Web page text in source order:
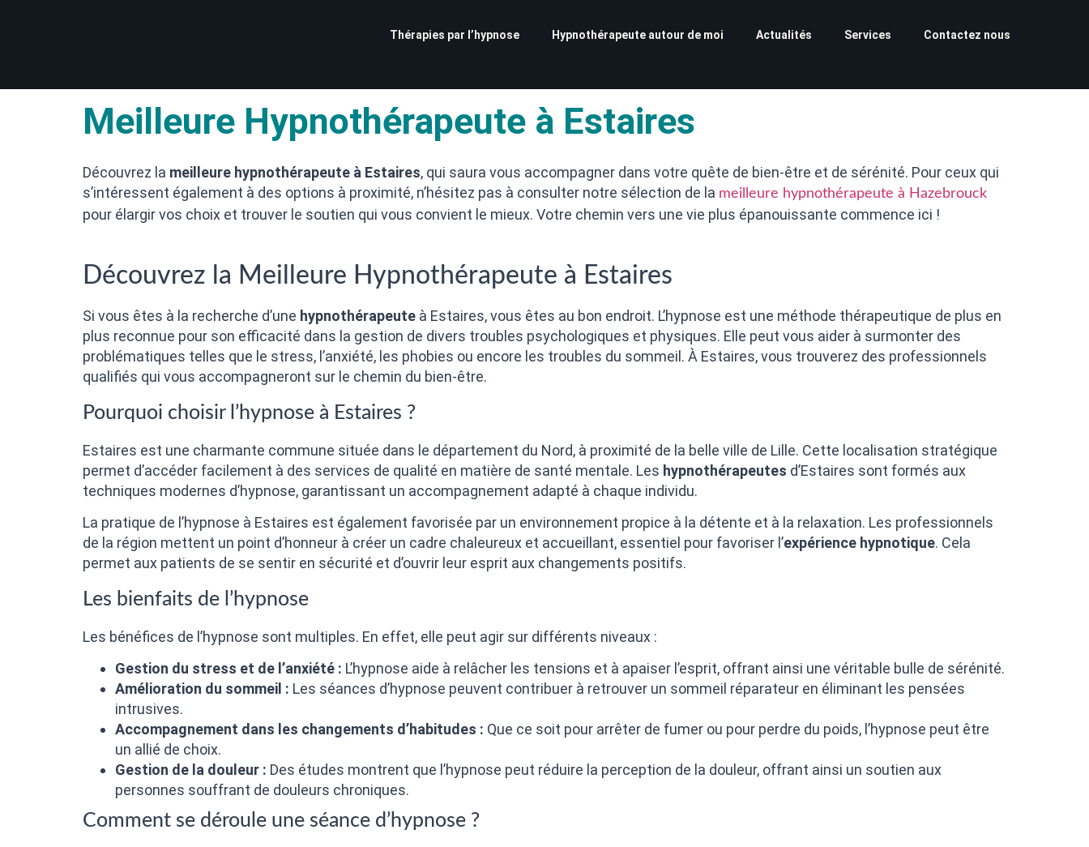
Thérapies par l’hypnose Hypnothérapeute autour de moi Actualités Services Contactez nous
Meilleure Hypnothérapeute à Estaires
Découvrez la meilleure hypnothérapeute à Estaires, qui saura vous accompagner dans votre quête de bien-être et de sérénité. Pour ceux qui
s’intéressent également à des options à proximité, n’hésitez pas à consulter notre sélection de la meilleure hypnothérapeute à Hazebrouck
pour élargir vos choix et trouver le soutien qui vous convient le mieux. Votre chemin vers une vie plus épanouissante commence ici !
Découvrez la Meilleure Hypnothérapeute à Estaires
Si vous êtes à la recherche d’une hypnothérapeute à Estaires, vous êtes au bon endroit. L’hypnose est une méthode thérapeutique de plus en
plus reconnue pour son efficacité dans la gestion de divers troubles psychologiques et physiques. Elle peut vous aider à surmonter des
problématiques telles que le stress, l’anxiété, les phobies ou encore les troubles du sommeil. À Estaires, vous trouverez des professionnels
qualifiés qui vous accompagneront sur le chemin du bien-être.
Pourquoi choisir l’hypnose à Estaires ?
Estaires est une charmante commune située dans le département du Nord, à proximité de la belle ville de Lille. Cette localisation stratégique
permet d’accéder facilement à des services de qualité en matière de santé mentale. Les hypnothérapeutes d’Estaires sont formés aux
techniques modernes d’hypnose, garantissant un accompagnement adapté à chaque individu.
La pratique de l’hypnose à Estaires est également favorisée par un environnement propice à la détente et à la relaxation. Les professionnels
de la région mettent un point d’honneur à créer un cadre chaleureux et accueillant, essentiel pour favoriser l’expérience hypnotique. Cela
permet aux patients de se sentir en sécurité et d’ouvrir leur esprit aux changements positifs.
Les bienfaits de l’hypnose
Les bénéfices de l’hypnose sont multiples. En effet, elle peut agir sur différents niveaux :
Gestion du stress et de l’anxiété : L’hypnose aide à relâcher les tensions et à apaiser l’esprit, offrant ainsi une véritable bulle de sérénité.
Amélioration du sommeil : Les séances d’hypnose peuvent contribuer à retrouver un sommeil réparateur en éliminant les pensées
intrusives.
Accompagnement dans les changements d’habitudes : Que ce soit pour arrêter de fumer ou pour perdre du poids, l’hypnose peut être
un allié de choix.
Gestion de la douleur : Des études montrent que l’hypnose peut réduire la perception de la douleur, offrant ainsi un soutien aux
personnes souffrant de douleurs chroniques.
Comment se déroule une séance d’hypnose ?